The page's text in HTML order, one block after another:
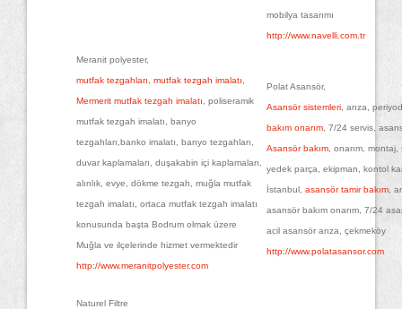
mobilya tasarımı
http://www.navelli.com.tr
Meranit polyester,
mutfak tezgahları mutfak tezgah imalatı
Mermerit mutfak tezgah imalatı , poliseramik
mutfak tezgah imalatı, banyo
tezgahları,banko imalatı, banyo tezgahları,
duvar kaplamaları, duşakabin içi kaplamaları,
alınlık, evye, dökme tezgah, muğla mutfak
tezgah imalatı, ortaca mutfak tezgah imalatı
konusunda başta Bodrum olmak üzere
Muğla ve ilçelerinde hizmet vermektedir
http://www.meranitpolyester.com
Polat Asansör,
Asansör sistemleri, arıza,
bakım onarım, 7/24 servis,
Asansör bakım, onarım, montaj,
yedek parça, ekipman, kontol
İstanbul, asansör tamir bakım,
asansör bakım onarım, 7/24
acil asansör arıza, çekmeköy
http://www.polatasansor.com
Naturel Filtre